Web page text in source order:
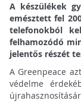
A készülékek
emésztett fel
telefonokból
felhamozódó
jelentős részét
A Greenpeace
védelme